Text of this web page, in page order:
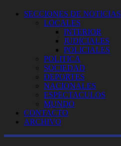
SECCIONES DE NOTICIAS
LOCALES
INTERIOR
JUDICIALES
POLICIALES
POLITICA
SOCIEDAD
DEPORTES
NACIONALES
ESPECTACULOS
MUNDO
CONTACTO
ARCHIVO